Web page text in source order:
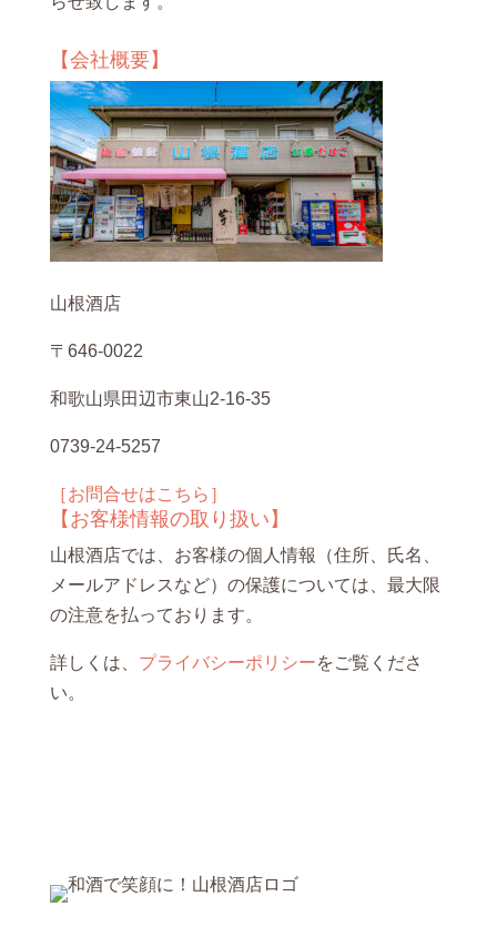
【会社概要】
山根酒店
〒646-0022
和歌山県田辺市東山2-16-35
0739-24-5257
［お問合せはこちら］
【お客様情報の取り扱い】
山根酒店では、お客様の個人情報（住所、氏名、
メールアドレスなど）の保護については、最大限
の注意を払っております。
詳しくは、 プライバシーポリシーをご覧くださ
い。